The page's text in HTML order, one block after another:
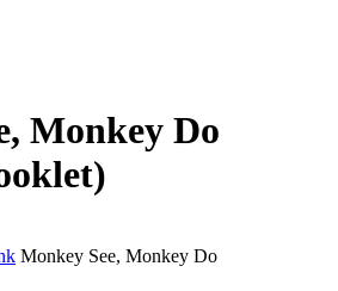
Monkey Do
Monkey See, Monkey Do